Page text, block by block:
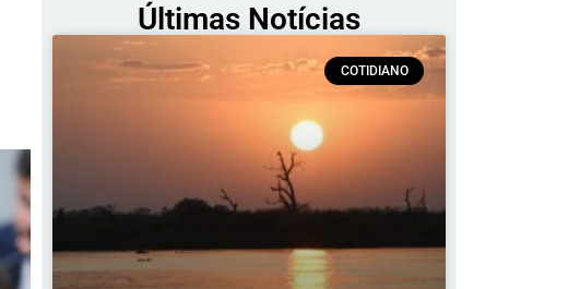
Últimas Notícias
COTIDIANO